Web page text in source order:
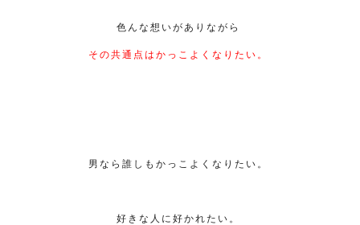
色んな想いがありながら
その共通点はかっこよくなりたい。
男なら誰しもかっこよくなりたい。
好きな人に好かれたい。